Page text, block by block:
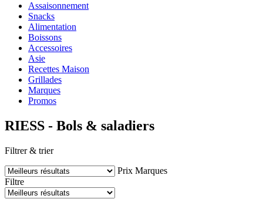
Assaisonnement
Snacks
Alimentation
Boissons
Accessoires
Asie
Recettes Maison
Grillades
Marques
Promos
RIESS - Bols & saladiers
Filtrer & trier
Prix Marques
Filtre